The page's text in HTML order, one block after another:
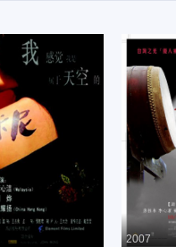
2007